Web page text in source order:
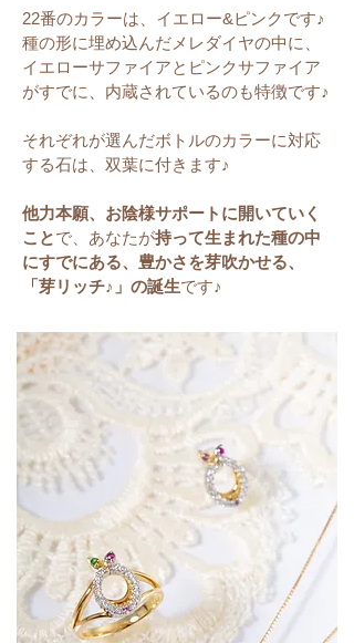
22番のカラーは、イエロー&ピンクです♪
種の形に埋め込んだメレダイヤの中に、
イエローサファイアとピンクサファイア
がすでに、内蔵されているのも特徴です♪
それぞれが選んだボトルのカラーに対応
する石は、双葉に付きます♪
他力本願、お陰様サポートに開いていく
ことで、あなたが持って生まれた種の中
にすでにある、豊かさを芽吹かせる、
「芽リッチ♪」の誕生です♪